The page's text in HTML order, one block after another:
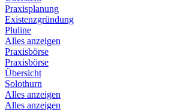
Praxisplanung
Existenzgründung
Pluline
Alles anzeigen
Praxisbörse
Praxisbörse
Übersicht
Solothurn
Alles anzeigen
Alles anzeigen